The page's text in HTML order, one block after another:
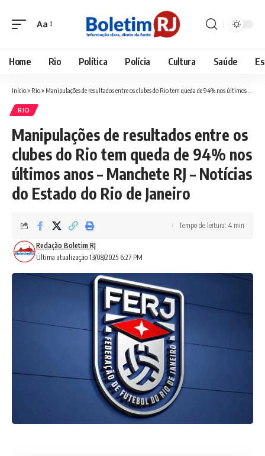
Font
Aa
Home Rio Política Polícia Cultura Saúde
Início» Rio» Manipulações de resultados entre os clubes do Rio tem queda de 94% nos últimos anos – Manchete RJ – Notícias do Estado do Rio de Janeiro
RIO
Manipulações de resultados entre os
clubes do Rio tem queda de 94% nos
últimos anos – Manchete RJ – Notícias
do Estado do Rio de Janeiro
Última atualização 13/08/2025 6:27 PM
Redação Boletim RJ
Tempo de leitura: 4 min